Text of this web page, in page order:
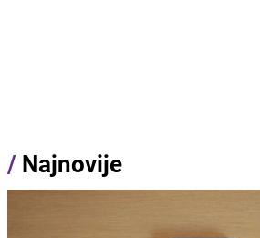
/ Najnovije